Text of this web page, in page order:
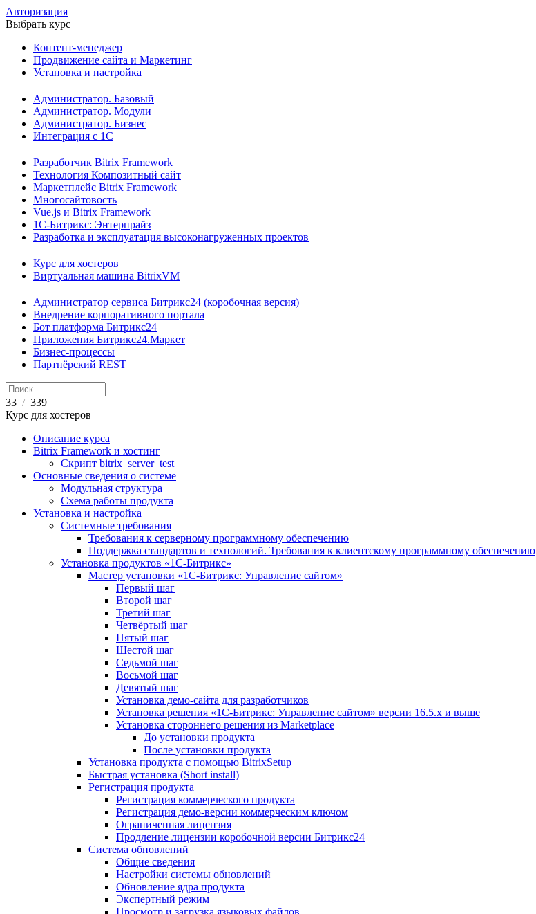
Авторизация
Выбрать курс
Контент-менеджер
Продвижение сайта и Маркетинг
Установка и настройка
Администратор. Базовый
Администратор. Модули
Администратор. Бизнес
Интеграция с 1С
Разработчик Bitrix Framework
Технология Композитный сайт
Маркетплейс Bitrix Framework
Многосайтовость
Vue.js и Bitrix Framework
1С-Битрикс: Энтерпрайз
Разработка и эксплуатация высоконагруженных проектов
Курс для хостеров
Виртуальная машина BitrixVM
Администратор сервиса Битрикс24 (коробочная версия)
Внедрение корпоративного портала
Бот платформа Битрикс24
Приложения Битрикс24.Маркет
Бизнес-процессы
Партнёрский REST
33 / 339
Курс для хостеров
Описание курса
Bitrix Framework и хостинг
Скрипт bitrix_server_test
Основные сведения о системе
Модульная структура
Схема работы продукта
Установка и настройка
Системные требования
Требования к серверному программному обеспечению
Поддержка стандартов и технологий. Требования к клиентскому программному обеспечению
Установка продуктов «1С-Битрикс»
Мастер установки «1C-Битрикс: Управление сайтом»
Первый шаг
Второй шаг
Третий шаг
Четвёртый шаг
Пятый шаг
Шестой шаг
Седьмой шаг
Восьмой шаг
Девятый шаг
Установка демо-сайта для разработчиков
Установка решения «1C-Битрикс: Управление сайтом» версии 16.5.х и выше
Установка стороннего решения из Marketplace
До установки продукта
После установки продукта
Установка продукта с помощью BitrixSetup
Быстрая установка (Short install)
Регистрация продукта
Регистрация коммерческого продукта
Регистрация демо-версии коммерческим ключом
Ограниченная лицензия
Продление лицензии коробочной версии Битрикс24
Система обновлений
Общие сведения
Настройки системы обновлений
Обновление ядра продукта
Экспертный режим
Просмотр и загрузка языковых файлов